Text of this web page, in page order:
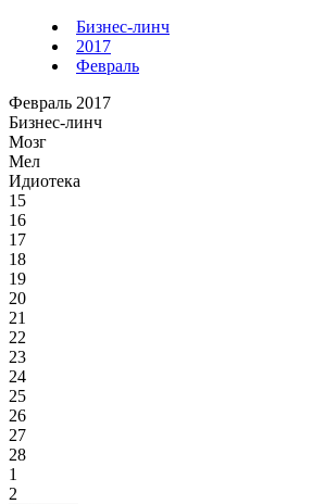
Бизнес-линч
2017
Февраль
Февраль 2017
Бизнес-линч
Мозг
Мел
Идиотека
15
16
17
18
19
20
21
22
23
24
25
26
27
28
1
2